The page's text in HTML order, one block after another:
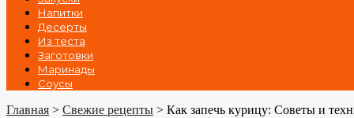
Напитки
Десерты
Из теста
Заготовки
Маринады
Соусы
Главная > Свежие рецепты > Как запечь курицу: Советы и